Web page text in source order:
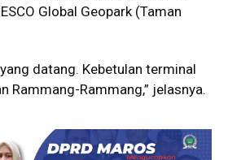
Global Geopark (Taman
datang. Kebetulan terminal
Rammang-Rammang,” jelasnya.